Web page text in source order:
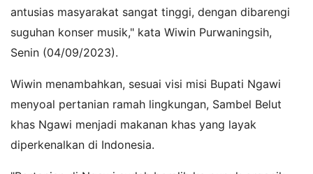
antusias masyarakat sangat tinggi, dengan dibarengi
suguhan konser musik," kata Wiwin Purwaningsih,
Senin (04/09/2023).
Wiwin menambahkan, sesuai visi misi Bupati Ngawi
menyoal pertanian ramah lingkungan, Sambel Belut
khas Ngawi menjadi makanan khas yang layak
diperkenalkan di Indonesia.